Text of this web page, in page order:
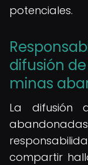
potenciales.
difusión
minas
La difusión
compartir